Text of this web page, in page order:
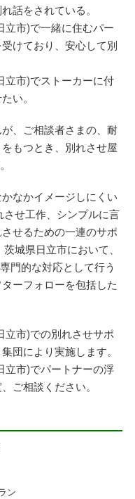
話をされている。
立市)で一緒に住むパー
けており、安心して別
立市)でストーカーに付
い。
、ご相談者さまの、耐
もつとき、別れさせ屋
なかイメージしにくい
せ工作、シンプルに言
せるための一連のサポ
城県日立市において、
門的な対応として行う
ーフォローを包括した
立市)での別れさせサポ
団により実施します。
立市)でパートナーの浮
ご相談ください。
ン